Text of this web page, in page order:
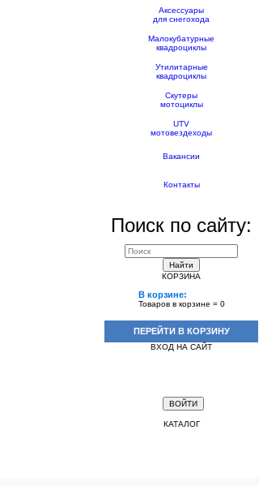
Аксессуары
для снегохода
Малокубатурные
квадроциклы
Утилитарные
квадроциклы
Скутеры
мотоциклы
UTV
мотовездеходы
Вакансии
Контакты
Поиск по сайту:
Найти
КОРЗИНА
В корзине:
Товаров в корзине = 0
ПЕРЕЙТИ В КОРЗИНУ
ВХОД НА САЙТ
КАТАЛОГ